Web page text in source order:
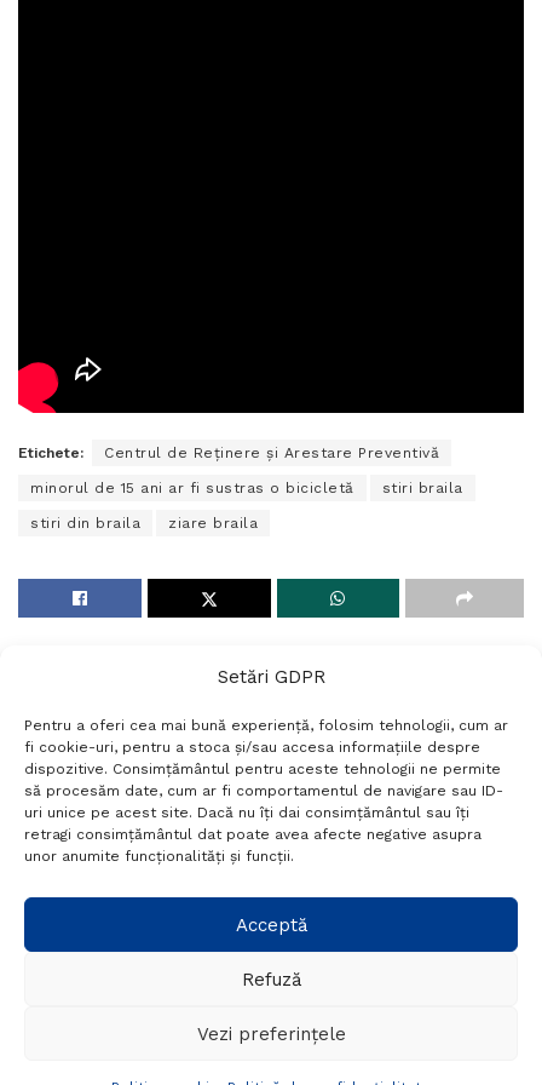
Setări GDPR
Pentru a oferi cea mai bună experiență, folosim tehnologii, cum ar
fi cookie-uri, pentru a stoca și/sau accesa informațiile despre
dispozitive. Consimțământul pentru aceste tehnologii ne permite
să procesăm date, cum ar fi comportamentul de navigare sau ID-
uri unice pe acest site. Dacă nu îți dai consimțământul sau îți
retragi consimțământul dat poate avea afecte negative asupra
unor anumite funcționalități și funcții.
Acceptă
Refuză
Vezi preferințele
Etichete: Centrul de Reținere și Arestare Preventivă
minorul de 15 ani ar fi sustras o bicicletă stiri braila
stiri din braila ziare braila
Termeni si conditii
Politică de confidențialitate
Politica cookies
Setări GDPR
+40 788 760 194